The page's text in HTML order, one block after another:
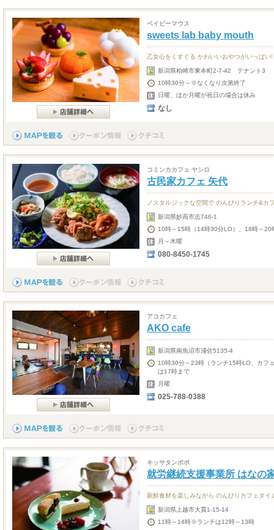
ベイビーマウス
sweets lab baby mouth
乙女心をくすぐる かわいいおやつがいっぱい!
新潟県柏崎市東本町2-7-42 テナント3
10時30分～※なくなり次第終了
日曜、ほか月曜が祝日の場合は休み
なし
コミンカカフェ ヤシロ
古民家カフェ 矢代
ノスタルジックな空間で のんびりランチ&カ
新潟県妙高市志746-1
10時～15時（14時30分LO）、18時～20
月～木曜
080-8450-1745
アコカフェ
AKO cafe
新潟県南魚沼市浦佐5135-4
10時30分～23時（ランチ15時LO、カ
は17時まで
月曜
025-788-0388
キッサタンポポ
就労継続支援事業所 はなの
新鮮食材を楽しみながら のんびりカフェタイ
新潟県上越市大貫1-15-14
11時～14時※ランチは12時～13時